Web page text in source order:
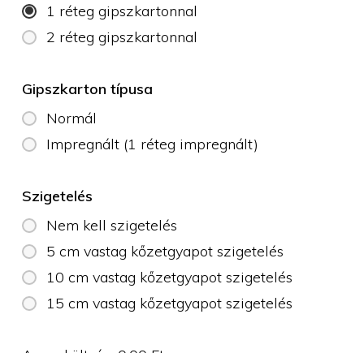
1 réteg gipszkartonnal
2 réteg gipszkartonnal
Gipszkarton típusa
Normál
Impregnált (1 réteg impregnált)
Szigetelés
Nem kell szigetelés
5 cm vastag kőzetgyapot szigetelés
10 cm vastag kőzetgyapot szigetelés
15 cm vastag kőzetgyapot szigetelés